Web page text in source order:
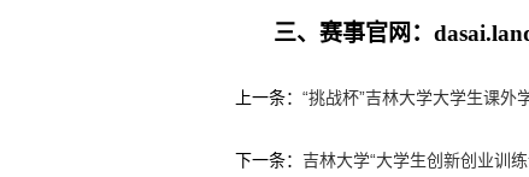
三、赛事官网：
上一条： “挑战杯”吉林大学大学生课外
下一条： 吉林大学“大学生创新创业训